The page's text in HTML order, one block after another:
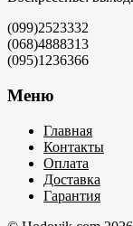
(099)2523332
(068)4888313
(095)1236366
Меню
Главная
Контакты
Оплата
Доставка
Гарантия